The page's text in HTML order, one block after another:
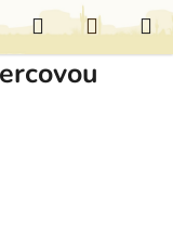
Hledat
KOŠÍK